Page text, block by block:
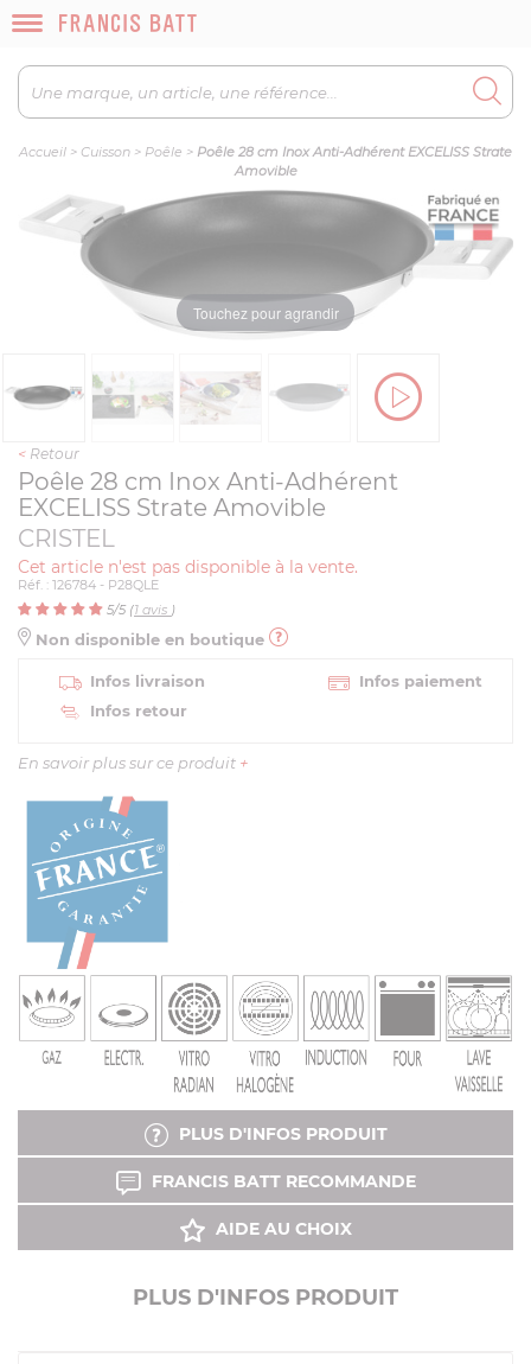
Accueil > Cuisson > Poêle > Poêle 28 cm Inox Anti-Adhérent EXCELISS Strate
Amovible
Touchez pour agrandir
< Retour
Poêle 28 cm Inox Anti-Adhérent
EXCELISS Strate Amovible
CRISTEL
Cet article n'est pas disponible à la vente.
Réf. : 126784 - P28QLE
5/5 (1 avis )
Non disponible en boutique
Infos livraison
Infos paiement
Infos retour
En savoir plus sur ce produit +
PLUS D'INFOS PRODUIT
FRANCIS BATT RECOMMANDE
AIDE AU CHOIX
PLUS D'INFOS PRODUIT